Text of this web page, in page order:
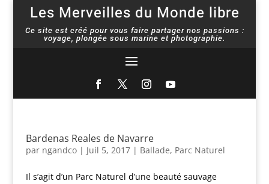
Les Merveilles du Monde libre
Ce site est créé pour vous faire partager nos passions :
voyage, plongée sous marine et photographie.
Bardenas Reales de Navarre
par ngandco| Juil 5, 2017| Ballade, Parc Naturel
Il s’agit d’un Parc Naturel d’une beauté sauvage